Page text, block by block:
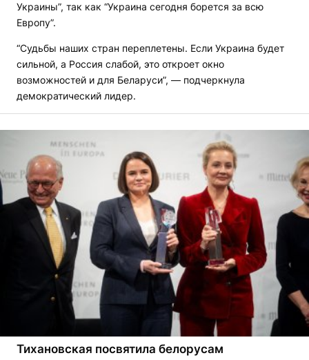
Украины”, так как “Украина сегодня борется за всю
Европу”.
“Судьбы наших стран переплетены. Если Украина будет
сильной, а Россия слабой, это откроет окно
возможностей и для Беларуси”, — подчеркнула
демократический лидер.
Тихановская посвятила белорусам